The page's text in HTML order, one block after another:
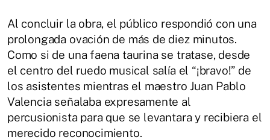
Al concluir la obra, el público respondió con una
prolongada ovación de más de diez minutos.
Como si de una faena taurina se tratase, desde
el centro del ruedo musical salía el “¡bravo!” de
los asistentes mientras el maestro Juan Pablo
Valencia señalaba expresamente al
percusionista para que se levantara y recibiera el
merecido reconocimiento.